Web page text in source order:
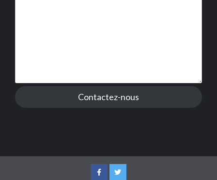
Contactez-nous